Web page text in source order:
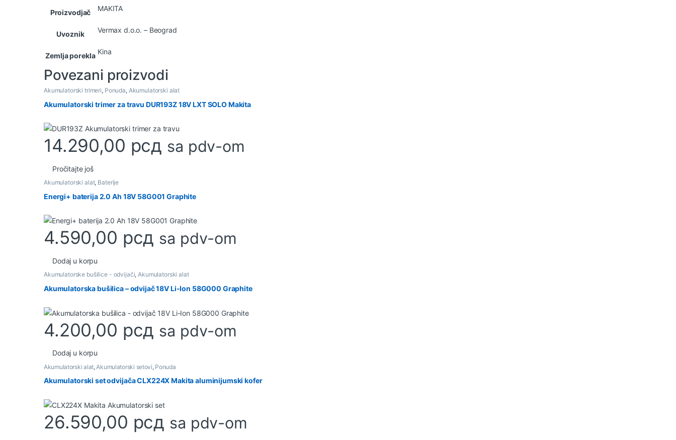
Proizvodjač
MAKITA
Uvoznik Vermax d.o.o. – Beograd
Zemlja porekla Kina
Povezani proizvodi
Akumulatorski trimeri, Ponuda, Akumulatorski alat
Akumulatorski trimer za travu DUR193Z 18V LXT SOLO Makita
14.290,00 рсд sa pdv-om
Pročitajte još
Akumulatorski alat, Baterije
Energi+ baterija 2.0 Ah 18V 58G001 Graphite
4.590,00 рсд sa pdv-om
Dodaj u korpu
Akumulatorske bušilice - odvijači,Akumulatorski alat
Akumulatorska bušilica – odvijač 18V Li-Ion 58G000 Graphite
4.200,00 рсд sa pdv-om
Dodaj u korpu
Akumulatorski alat, Akumulatorski setovi, Ponuda
Akumulatorski set odvijača CLX224X Makita aluminijumski kofer
26.590,00 рсд sa pdv-om